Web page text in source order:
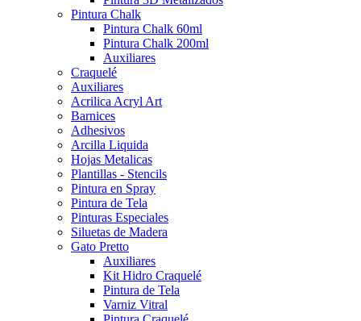
Pintura Chalk
Pintura Chalk 60ml
Pintura Chalk 200ml
Auxiliares
Craquelé
Auxiliares
Acrilica Acryl Art
Barnices
Adhesivos
Arcilla Liquida
Hojas Metalicas
Plantillas - Stencils
Pintura en Spray
Pintura de Tela
Pinturas Especiales
Siluetas de Madera
Gato Pretto
Auxiliares
Kit Hidro Craquelé
Pintura de Tela
Varniz Vitral